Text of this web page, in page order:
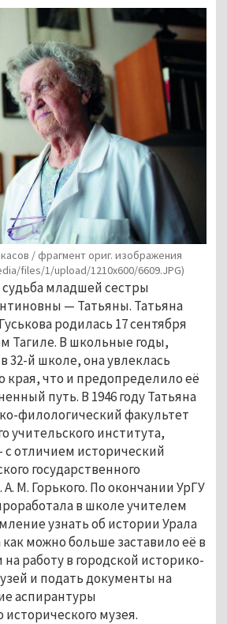
/ фрагмент ориг. изображения
files/1/upload/1210x600/6609.JPG)
младшей сестры
— Татьяны. Татьяна
родилась 17 сентября
Тагиле. В школьные годы,
32-й школе, она увлеклась
края, что и предопределило её
путь. В 1946 году Татьяна
филологический факультет
учительского института,
с отличием исторический
государственного
М. Горького. По окончании УрГУ
в школе учителем
узнать об истории Урала
можно больше заставило её в
на работу в городской историко-
и подать документы на
аспирантуры
исторического музея.